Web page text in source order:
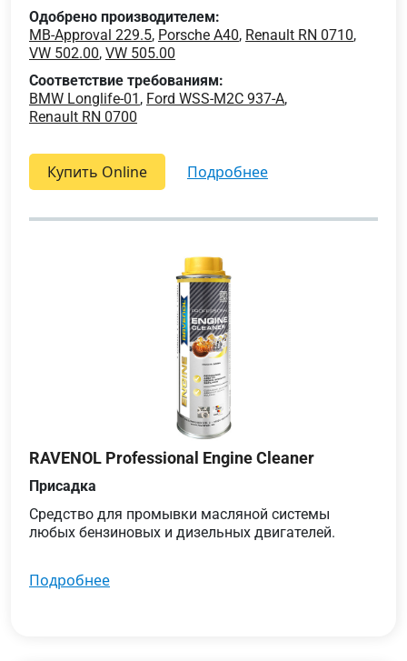
Одобрено производителем:
MB-Approval 229.5, Porsche A40, Renault RN 0710,
VW 502.00, VW 505.00
Соответствие требованиям:
BMW Longlife-01 , Ford WSS-M2C 937-A,
Renault RN 0700
Купить Online подробнее
RAVENOL Professional Engine Cleaner
Присадка
Средство для промывки масляной системы
любых бензиновых и дизельных двигателей.
подробнее